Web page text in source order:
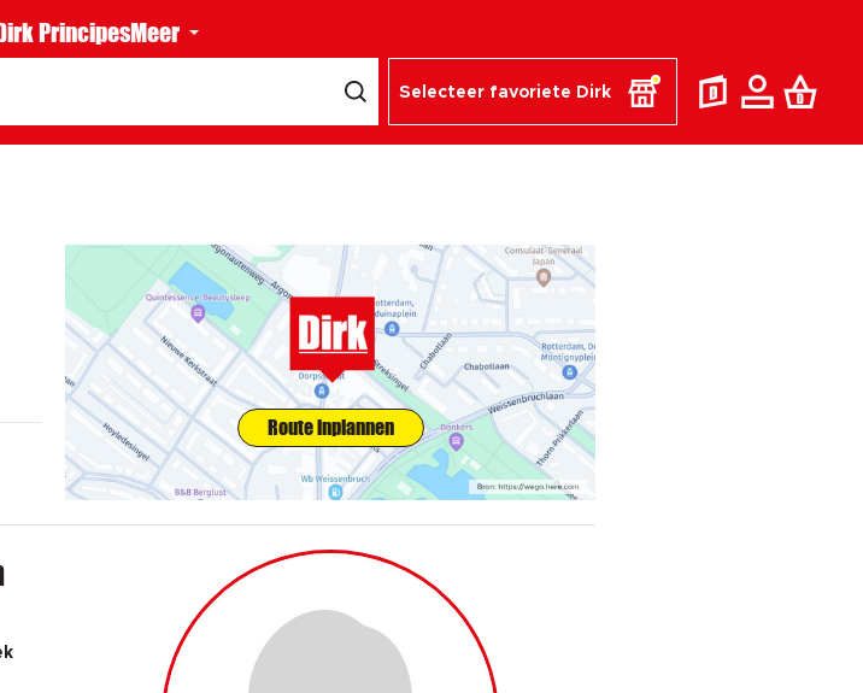
PrincipesMeer
Selecteer favoriete Dirk
Route inplannen